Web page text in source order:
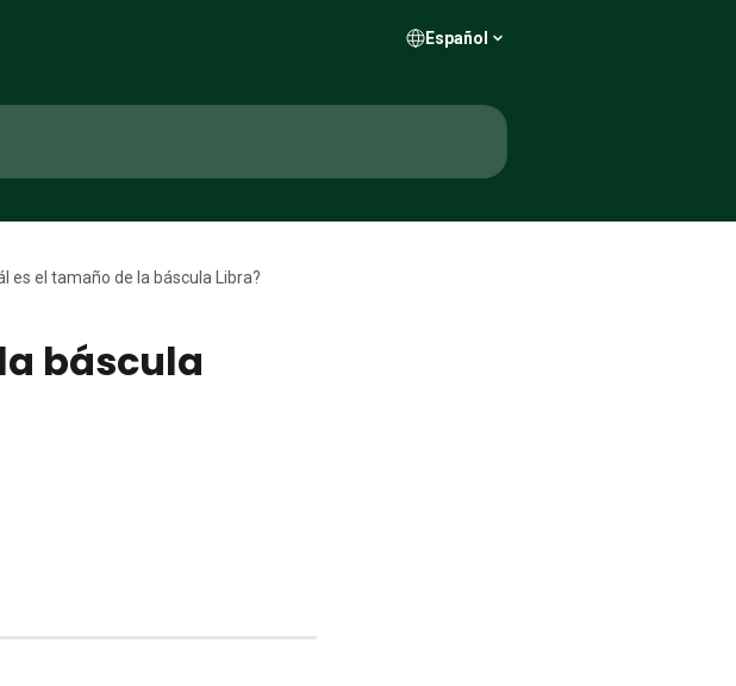
Español
es el tamaño de la báscula Libra?
báscula